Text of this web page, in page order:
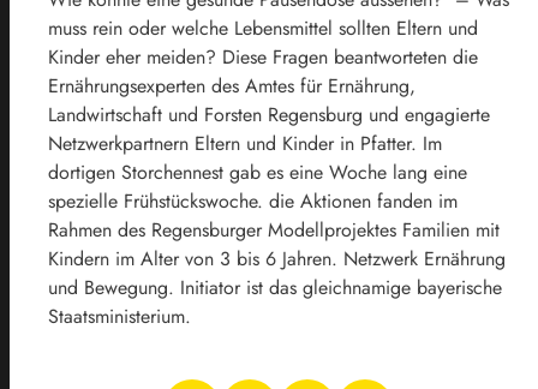
muss rein oder welche Lebensmittel sollten Eltern und
Kinder eher meiden? Diese Fragen beantworteten die
Ernährungsexperten des Amtes für Ernährung,
Landwirtschaft und Forsten Regensburg und engagierte
Netzwerkpartnern Eltern und Kinder in Pfatter. Im
dortigen Storchennest gab es eine Woche lang eine
spezielle Frühstückswoche. die Aktionen fanden im
Rahmen des Regensburger Modellprojektes Familien mit
Kindern im Alter von 3 bis 6 Jahren. Netzwerk Ernährung
und Bewegung. Initiator ist das gleichnamige bayerische
Staatsministerium.